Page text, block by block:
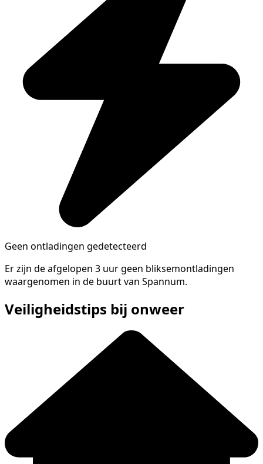
Geen ontladingen gedetecteerd
Er zijn de afgelopen 3 uur geen bliksemontladingen
waargenomen in de buurt van Spannum.
Veiligheidstips bij onweer